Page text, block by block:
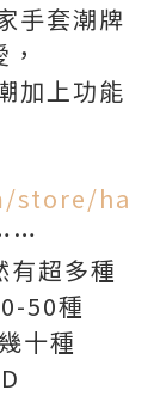
手套潮牌
加上功能
store/ha
有超多種
50種
十種